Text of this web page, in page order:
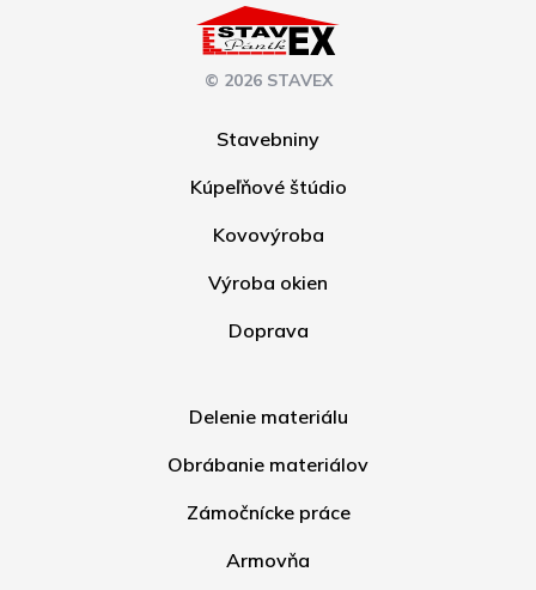
© 2026 STAVEX
Stavebniny
Kúpeľňové štúdio
Kovovýroba
Výroba okien
Doprava
Delenie materiálu
Obrábanie materiálov
Zámočnícke práce
Armovňa